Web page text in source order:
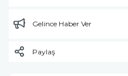
Gelince Haber Ver
Paylaş